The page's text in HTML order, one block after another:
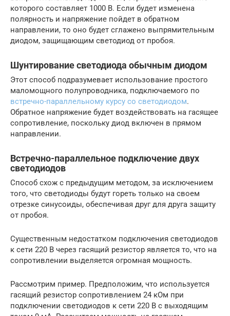
которого составляет 1000 В. Если будет изменена
полярность и напряжение пойдет в обратном
направлении, то оно будет сглажено выпрямительным
диодом, защищающим светодиод от пробоя.
Шунтирование светодиода обычным диодом
Этот способ подразумевает использование простого
маломощного полупроводника, подключаемого по
встречно-параллельному курсу со светодиодом.
Обратное напряжение будет воздействовать на гасящее
сопротивление, поскольку диод включен в прямом
направлении.
Встречно-параллельное подключение двух
светодиодов
Способ схож с предыдущим методом, за исключением
того, что светодиоды будут гореть только на своем
отрезке синусоиды, обеспечивая друг для друга защиту
от пробоя.
Существенным недостатком подключения светодиодов
к сети 220 В через гасящий резистор является то, что на
сопротивлении выделяется огромная мощность.
Рассмотрим пример. Предположим, что используется
гасящий резистор сопротивлением 24 кОм при
подключении светодиодов к сети 220 В с выходящим